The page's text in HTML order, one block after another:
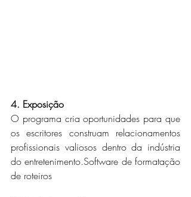
4. Exposição
O programa cria oportunidades para que
os escritores construam relacionamentos
profissionais valiosos dentro da indústria
do entretenimento.Software de formatação
de roteiros